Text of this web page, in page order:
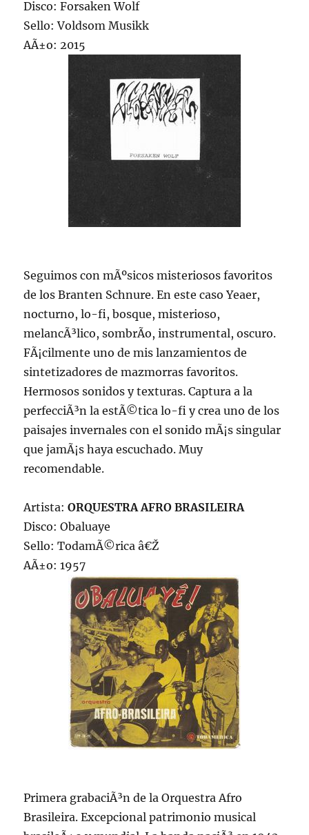
Disco: Forsaken Wolf
Sello: Voldsom Musikk
AÃ±o: 2015
Seguimos con mÃºsicos misteriosos favoritos
de los Branten Schnure. En este caso Yeaer,
nocturno, lo-fi, bosque, misterioso,
melancÃ³lico, sombrÃ­o, instrumental, oscuro.
FÃ¡cilmente uno de mis lanzamientos de
sintetizadores de mazmorras favoritos.
Hermosos sonidos y texturas. Captura a la
perfecciÃ³n la estÃ©tica lo-fi y crea uno de los
paisajes invernales con el sonido mÃ¡s singular
que jamÃ¡s haya escuchado. Muy
recomendable.
Artista:ORQUESTRA AFRO BRASILEIRA
Disco: Obaluaye
Sello: TodamÃ©rica â€Ž
AÃ±o: 1957
Primera grabaciÃ³n de la Orquestra Afro
Brasileira. Excepcional patrimonio musical